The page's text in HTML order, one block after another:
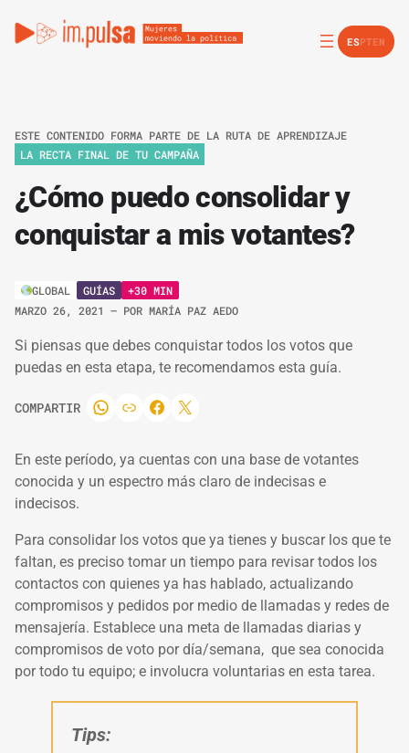
ESPTEN
ESTE CONTENIDO FORMA PARTE DE LA RUTA DE APRENDIZAJE
LA RECTA FINAL DE TU CAMPAÑA
¿Cómo puedo consolidar y
conquistar a mis votantes?
GLOBAL GUÍAS
+30 MIN
MARZO 26, 2021 – POR MARÍA PAZ AEDO
Si piensas que debes conquistar todos los votos que
puedas en esta etapa, te recomendamos esta guía.
COMPARTIR
En este período, ya cuentas con una base de votantes
conocida y un espectro más claro de indecisas e
indecisos.
Para consolidar los votos que ya tienes y buscar los que te
faltan, es preciso tomar un tiempo para revisar todos los
contactos con quienes ya has hablado, actualizando
compromisos y pedidos por medio de llamadas y redes de
mensajería. Establece una meta de llamadas diarias y
compromisos de voto por día/semana, que sea conocida
por todo tu equipo; e involucra voluntarias en esta tarea.
Tips: